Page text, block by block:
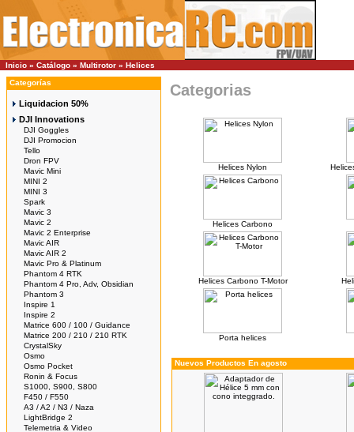
Inicio » Catálogo » Multirotor » Helices
Categorías
Liquidacion 50%
DJI Innovations
DJI Goggles
DJI Promocion
Tello
Dron FPV
Mavic Mini
MINI 2
MINI 3
Spark
Mavic 3
Mavic 2
Mavic 2 Enterprise
Mavic AIR
Mavic AIR 2
Mavic Pro & Platinum
Phantom 4 RTK
Phantom 4 Pro, Adv, Obsidian
Phantom 3
Inspire 1
Inspire 2
Matrice 600 / 100 / Guidance
Matrice 200 / 210 / 210 RTK
CrystalSky
Osmo
Osmo Pocket
Ronin & Focus
S1000, S900, S800
F450 / F550
A3 / A2 / N3 / Naza
LightBridge 2
Telemetria & Video
Categorias
Helices Nylon
Helices Carbono
Helices Carbono T-Motor
Porta helices
Nuevos Productos En agosto